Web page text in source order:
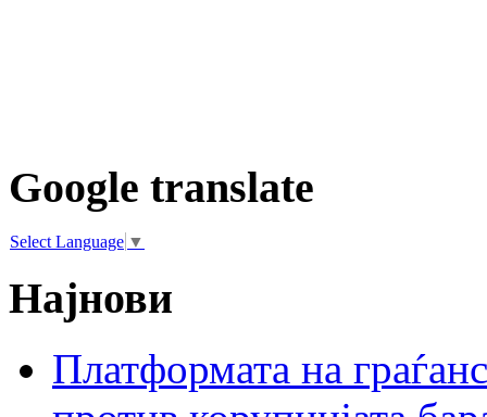
Google translate
Select Language ▼
Најнови
Платформата на